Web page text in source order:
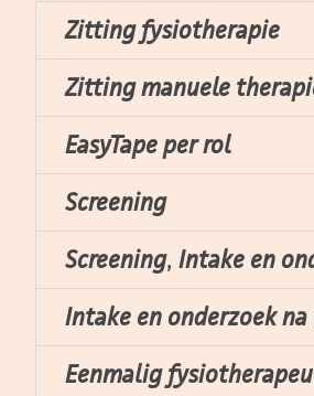
Zitting fysiotherapie
Zitting manuele
EasyTape per rol
Screening
Screening,Intake en
Intake en onderzoek
Eenmalig